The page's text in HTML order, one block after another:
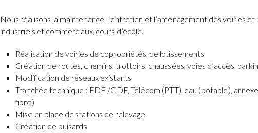
Nous réalisons la maintenance, l’entretien et l’aménagement des voiries et
industriels et commerciaux, cours d’école.
Réalisation de voiries de copropriétés, de lotissements
Création de routes, chemins, trottoirs, chaussées, voies d’accès,
Modification de réseaux existants
Tranchée technique : EDF /GDF, Télécom (PTT), eau (potable),
fibre)
Mise en place de stations de relevage
Création de puisards